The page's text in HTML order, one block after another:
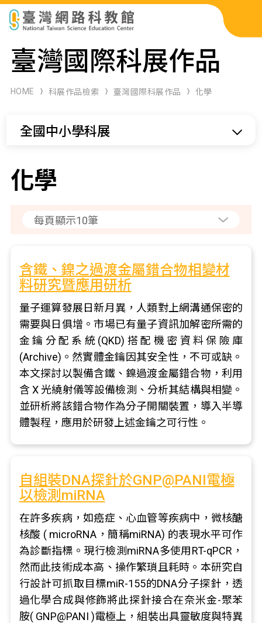
科展作品檢索
科學研習月刊
臺灣國際科展作品
HOME 科展作品檢索 臺灣國際科展作品 化學
全國中小學科展
化學
含鐵、鎳之過渡金屬錯合物相變材
料研究暨應用研析
量子運算發展日新月異，人類對上網溝通保密的
需要與日俱增。市場已有量子資訊加解密所需的
金鑰分配系統(QKD)搭配機密資料保險庫
(Archive)。然實體金鑰因其安全性，不可或缺。
本文探討以製備含鐵、鎳過渡金屬錯合物，利用
含 X 光繞射儀等設備檢測、分析其結構與相變。
並研析將該錯合物作為分子開關裝置，導入半導
體製程，應用於研發上述金鑰之可行性。
自組裝DNA探針於GNP@PANI電極
以檢測miRNA
在許多疾病，如癌症、心血管等疾病中，微核醣
核酸 ( microRNA，簡稱miRNA) 的表現水平可作
為診斷指標。現行檢測miRNA多使用RT-qPCR，
然而此技術成本高、操作繁瑣且耗時。本研究自
行設計可抓取目標miR-155的DNA分子探針，透
過化學合成與修飾將此探針接合在奈米金-聚苯
胺( GNP@PANI )電極上，組裝出具靈敏度與特異